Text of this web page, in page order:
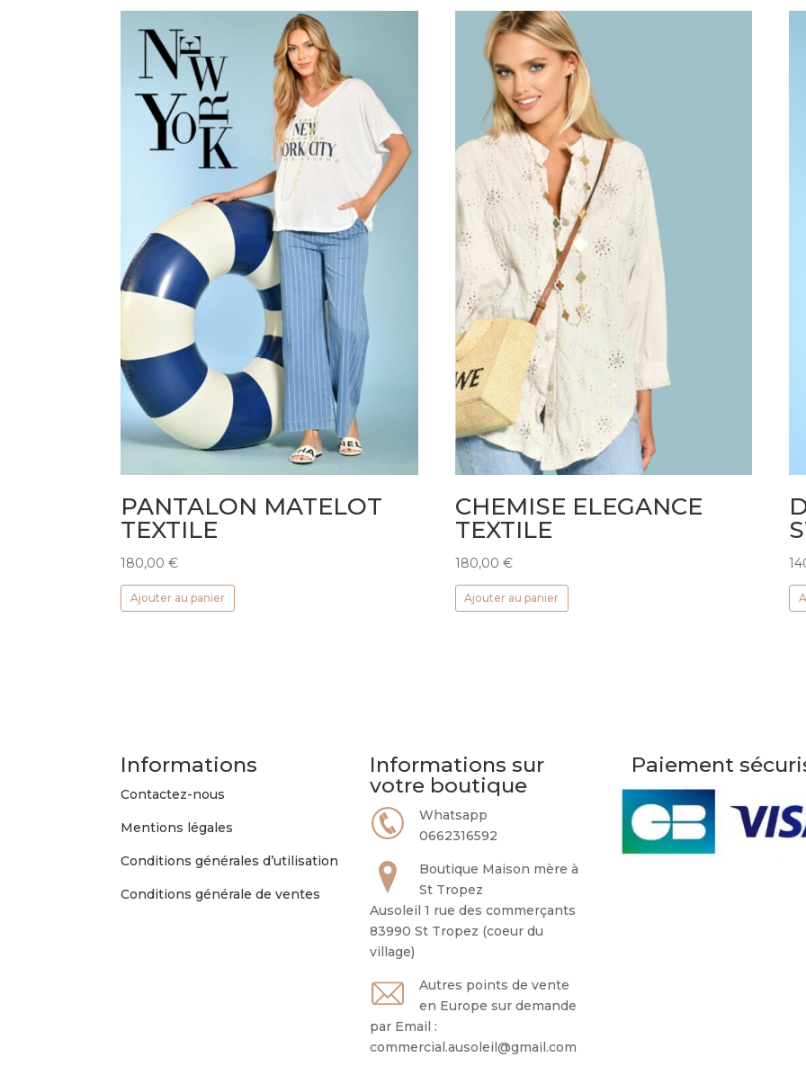
PANTALON MATELOT
TEXTILE
180,00€
Ajouter au panier
CHEMISE ELEGANCE
TEXTILE
180,00 €
Ajouter au panier
Informations
Contactez-nous
Mentions légales
Conditions générales d’utilisation
Conditions générale de ventes
Informations sur
votre boutique
Whatsapp
0662316592
Boutique Maison mère à
St Tropez
Ausoleil 1 rue des commerçants
83990 St Tropez (coeur du
village)
Autres points de vente
en Europe sur demande
par Email :
commercial.ausoleil@gmail.com
Paiement